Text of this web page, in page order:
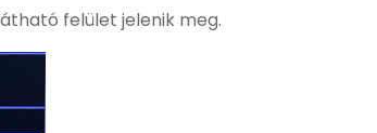
felület jelenik meg.